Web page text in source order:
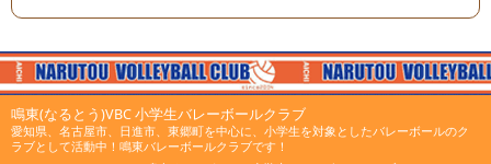
鳴東(なるとう)VBC 小学生バレーボールクラブ
愛知県、名古屋市、日進市、東郷町を中心に、小学生を対象としたバレーボールのク
ラブとして活動中！鳴東バレーボールクラブです！